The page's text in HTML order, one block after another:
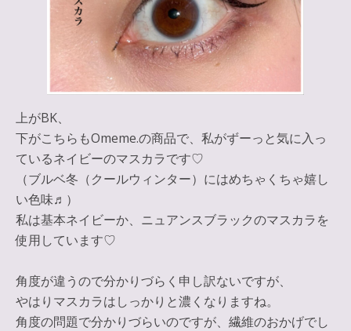
上がBK、
下がこちらもOmeme.の商品で、私がずーっと気に入っ
ているネイビーのマスカラです♡
（ブルベ冬（クールウィンター）にはめちゃくちゃ嬉し
い色味♬）
私は基本ネイビーか、ニュアンスブラックのマスカラを
使用しています♡
角度が違うので分かりづらく申し訳ないですが、
やはりマスカラはしっかりと濃くなりますね。
角度の問題で分かりづらいのですが、 繊維のおかげでし